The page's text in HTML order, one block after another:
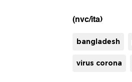
(nvc/ita)
bangladesh
virus corona